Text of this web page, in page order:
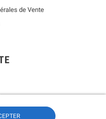
de Vente